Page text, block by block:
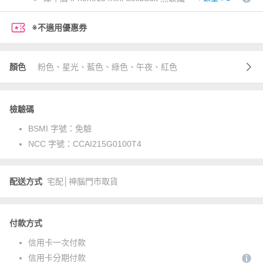
※不適用優惠券
顏色 粉色、星光、藍色、綠色、午夜、紅色
檢驗碼
BSMI 字號： 免驗
NCC 字號： CCAI215G0100T4
配送方式 宅配│神腦門市取貨
付款方式
信用卡一次付款
信用卡分期付款